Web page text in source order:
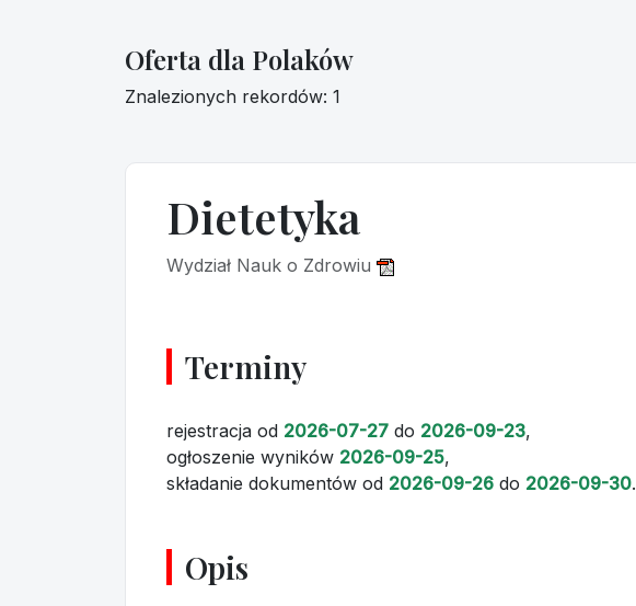
Oferta dla Polaków
Znalezionych rekordów: 1
Dietetyka
Wydział Nauk o Zdrowiu
Terminy
rejestracja od 2026-07-27 do 2026-09-23,
ogłoszenie wyników 2026-09-25,
składanie dokumentów od 2026-09-26 do 2026-09-30.
Opis